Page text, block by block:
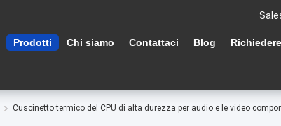
Prodotti Chi siamo Contattaci Blog
Cuscinetto termico del CPU di alta durezza per audio e le video